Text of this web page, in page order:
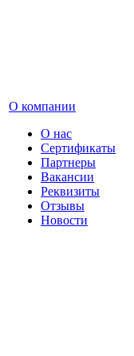
О компании
О нас
Сертификаты
Партнеры
Вакансии
Реквизиты
Отзывы
Новости